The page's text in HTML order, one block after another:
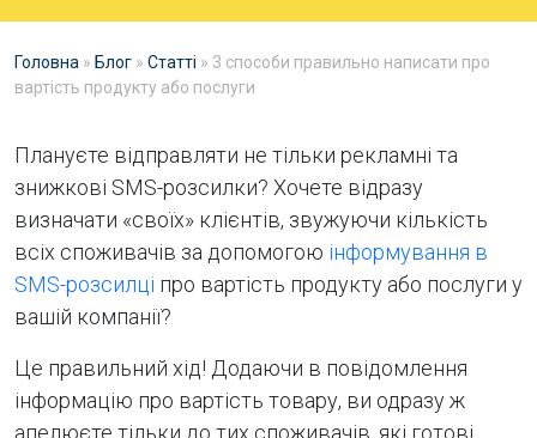
Головна » Блог » Статті » 3 способи правильно написати про
вартість продукту або послуги
Плануєте відправляти не тільки рекламні та
знижкові SMS-розсилки? Хочете відразу
визначати «своїх» клієнтів, звужуючи кількість
всіх споживачів за допомогою інформування в
SMS-розсилці про вартість продукту або послуги у
вашій компанії?
Це правильний хід! Додаючи в повідомлення
інформацію про вартість товару, ви одразу ж
апелюєте тільки до тих споживачів, які готові